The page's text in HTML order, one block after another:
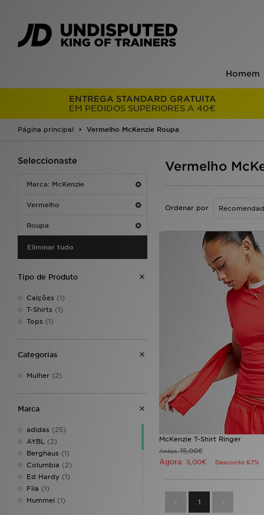
Homem
ENTREGA STANDARD GRATUITA
EM PEDIDOS SUPERIORES A 40€
Página principal Vermelho McKenzie Roupa
Seleccionaste
Marca: McKenzie
Vermelho
Roupa
Eliminar tudo
Tipo de Produto
Calções (1)
T-Shirts (1)
Tops (1)
Categorias
Mulher (2)
Marca
adidas (25)
AYBL (2)
Berghaus (1)
Columbia (2)
Ed Hardy (1)
Fila (1)
Hummel (1)
Vermelho
Ordenar por
McKenzie T-Shirt Ringer
Antes15,00€
Agora 5,00€ Desconto 67%
1